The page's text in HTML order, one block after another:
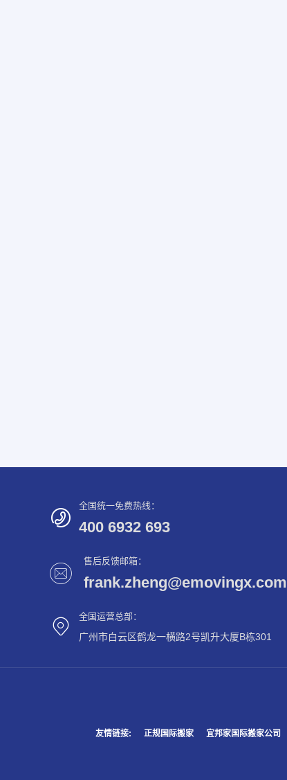
全国统一免费热线：
400 6932 693
售后反馈邮箱：
frank.zheng@emovingx.com
全国运营总部：
广州市白云区鹤龙一横路2号凯升大厦B栋301
友情链接:
正规国际搬家 宜邦家国际搬家公司